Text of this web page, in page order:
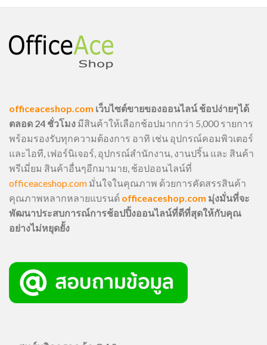
officeaceshop.com เว็บไซต์ขายของออนไลน์ ช้อปง่ายๆได้
ตลอด 24 ชั่วโมง มีสินค้าให้เลือกช้อปมากกว่า 5,000 รายการ
พร้อมรองรับทุกความต้องการ อาทิ เช่น อุปกรณ์คอมพิวเตอร์
และไอที, เฟอร์นิเจอร์, อุปกรณ์สำนักงาน, งานปริ้น และ สินค้า
พรีเมี่ยม สินค้าอื่นๆอีกมามาย, ช้อปออนไลน์ที่
officeaceshop.com มั่นใจในคุณภาพ ด้วยการคัดสรรสินค้า
คุณภาพหลากหลายแบรนด์ officeaceshop.com มุ่งมั่นที่จะ
พัฒนาประสบการณ์การช้อปปิ้งออนไลน์ที่ดีที่สุดให้กับคุณ
อย่างไม่หยุดยั้ง